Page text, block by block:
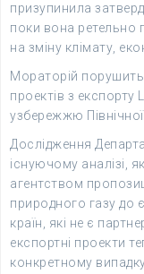
призупинила
поки вона ретельно
на зміну клімату,
Мораторій порушить
проектів з експорту
узбережжю
Дослідження
існуючому аналізі,
агентством
природного газу до
країн, які не є
експортні проекти
конкретному